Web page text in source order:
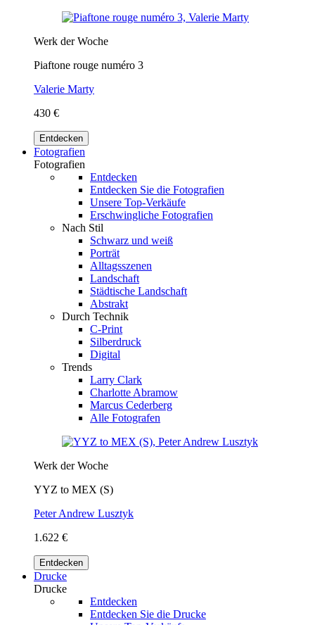
Werk der Woche
Piaftone rouge numéro 3
Valerie Marty
430 €
Entdecken
Fotografien
Fotografien
Entdecken
Entdecken Sie die Fotografien
Unsere Top-Verkäufe
Erschwingliche Fotografien
Nach Stil
Schwarz und weiß
Porträt
Alltagsszenen
Landschaft
Städtische Landschaft
Abstrakt
Durch Technik
C-Print
Silberdruck
Digital
Trends
Larry Clark
Charlotte Abramow
Marcus Cederberg
Alle Fotografen
Werk der Woche
YYZ to MEX (S)
Peter Andrew Lusztyk
1.622 €
Entdecken
Drucke
Drucke
Entdecken
Entdecken Sie die Drucke